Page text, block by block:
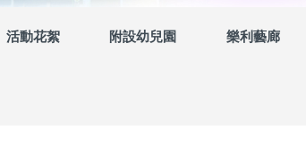
活動花絮 附設幼兒園 樂利藝廊